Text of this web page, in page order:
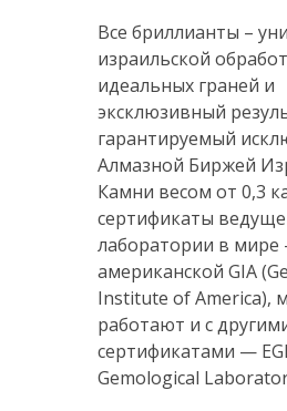
Все бриллианты –
израильской
идеальных граней и
эксклюзивный
гарантируемый
Алмазной Биржей
Камни весом от 0,3
сертификаты
лаборатории в
американской GIA
Institute of America),
работают и с
сертификатами —
Gemological